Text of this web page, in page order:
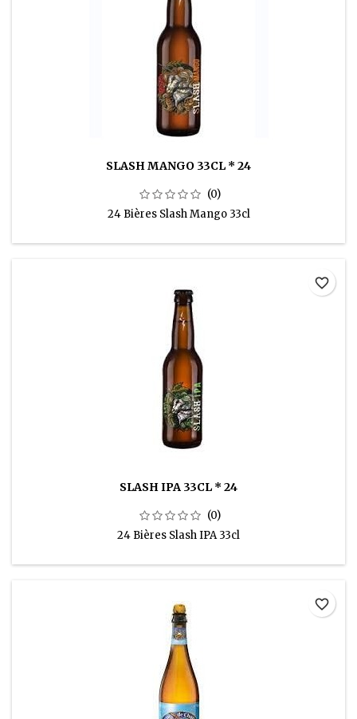
SLASH MANGO 33CL * 24
(0)
24 Bières Slash Mango 33cl
SLASH IPA 33CL * 24
(0)
24 Bières Slash IPA 33cl
favorite_border
favorite_border